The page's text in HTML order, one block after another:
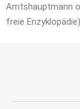
Amtshauptmann
freie Enzyklopädie)